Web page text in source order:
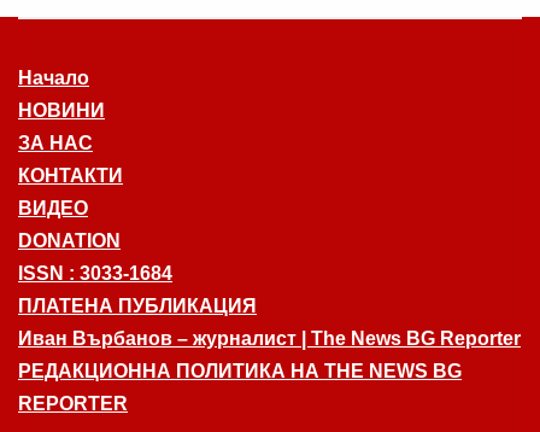
Начало
НОВИНИ
ЗА НАС
КОНТАКТИ
ВИДЕО
DONATION
ISSN : 3033-1684
ПЛАТЕНА ПУБЛИКАЦИЯ
Иван Върбанов – журналист | The News BG Reporter
РЕДАКЦИОННА ПОЛИТИКА НА THE NEWS BG
REPORTER